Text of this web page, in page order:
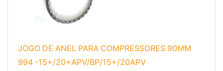
JOGO DE ANEL PARA COMPRESSORES 90MM
994 -15+/20+APV/BP/15+/20APV